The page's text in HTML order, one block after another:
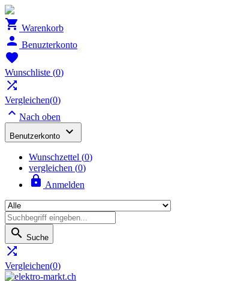
 Warenkorb
 Benuzterkonto

Wunschliste (0)

Vergleichen(0)
 Nach oben
Benutzerkonto 
Wunschzettel (0)
vergleichen (0)
 Anmelden
 Suche

Vergleichen(0)